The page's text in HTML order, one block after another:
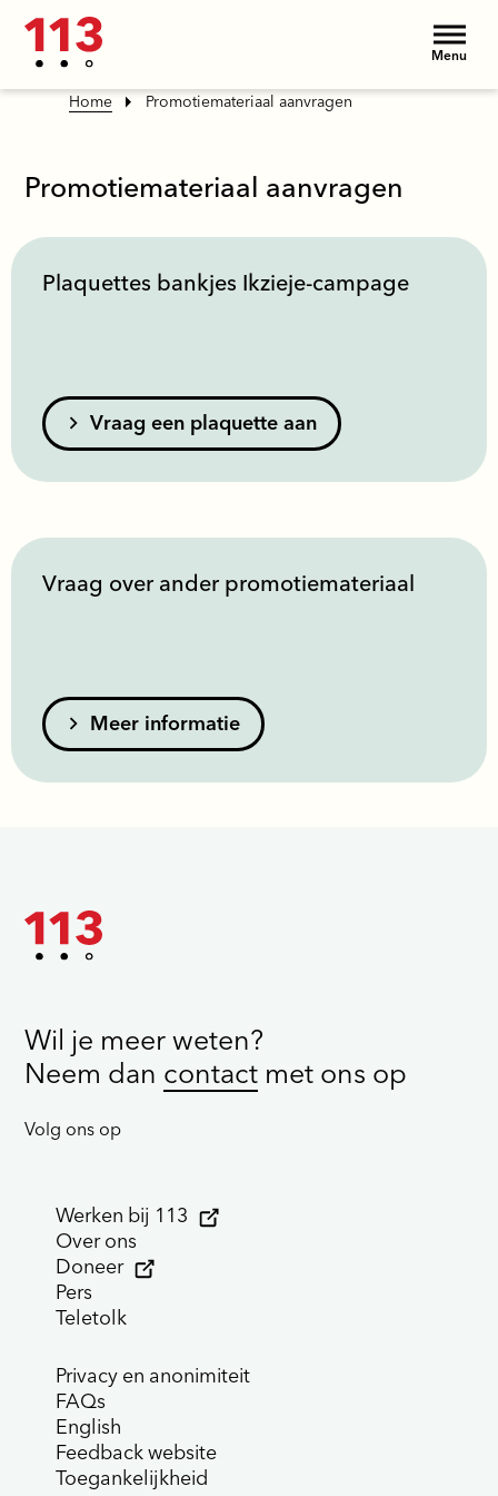
Menu
Home Promotiemateriaal aanvragen
Promotiemateriaal aanvragen
Plaquettes bankjes Ikzieje-campage
Vraag een plaquette aan
Vraag over ander promotiemateriaal
Meer informatie
Wil je meer weten?
Neem dan contact met ons op
Volg ons op
Werken bij 113
Over ons
Doneer
Pers
Teletolk
Privacy en anonimiteit
FAQs
English
Feedback website
Toegankelijkheid